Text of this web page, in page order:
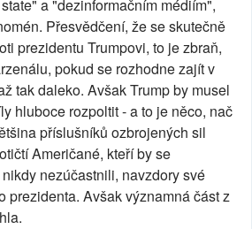
a "dezinformačním médiím",
Přesvědčení, že se skutečně
prezidentu Trumpovi, to je zbraň,
pokud se rozhodne zajít v
tak daleko. Avšak Trump by musel
hluboce rozpoltit - a to je něco, nač
příslušníků ozbrojených sil
Američané, kteří by se
nezúčastnili, navzdory své
prezidenta. Avšak významná část z